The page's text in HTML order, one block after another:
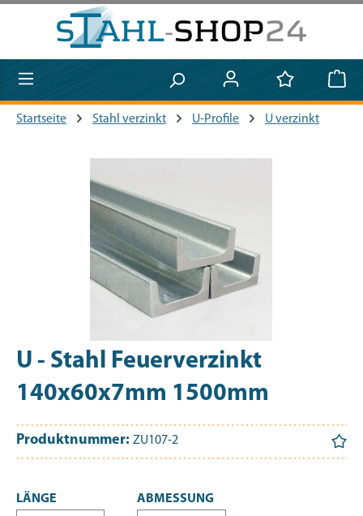
Zum Hauptinhalt springen
Startseite Stahl verzinkt U-Profile U verzinkt
U - Stahl Feuerverzinkt
140x60x7mm 1500mm
Produktnummer: ZU107-2
LÄNGE ABMESSUNG